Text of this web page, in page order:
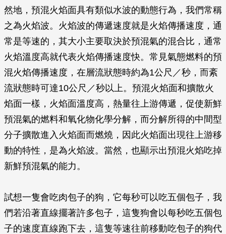
然地，預混火焰面具有類似水波的動態行為，我們常稱
之為火焰波。火焰波的傳遞速度就是火焰傳播速度，通
常是等速的，其大小主要取決於預混氣的混合比，通常
火焰溫度高就代表火焰傳播速度快。常見氣態燃料的預
混火焰傳播速度，在層流狀態時約為1公尺／秒，而紊
流狀態時可達10公尺／秒以上。預混火焰面和擴散火
焰面一樣，火焰面溫度高，熱量往上游傳遞，促使新鮮
預混氣的燃料和氧化物化學分解，而分解所得的中間型
分子擴散進入火焰面而燃燒，因此火焰面出現往上游移
動的特性，是為火焰波。當然，也顯示出預混火焰吃掉
新鮮預混氣的能力。
試想一隻會吃肉包子的狗，它每秒可以吃五個包子，我
們若沿著直線擺著許多包子，這隻狗會以每秒吃五個包
子的速度直線跑下去，這隻等速往前移動吃包子的狗代